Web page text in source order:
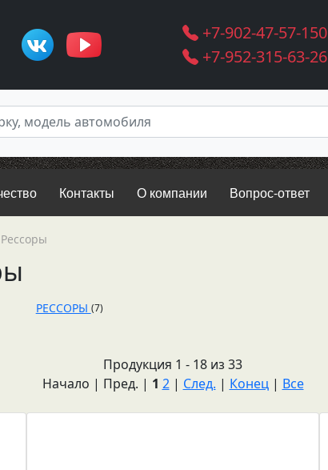
+7-902-47-57-150
+7-952-315-63-26
Контакты О компании Вопрос-ответ
Рессоры
РЕССОРЫ (7)
Продукция 1 - 18 из 33
Начало | Пред. | 1 2| След. | Конец | Все